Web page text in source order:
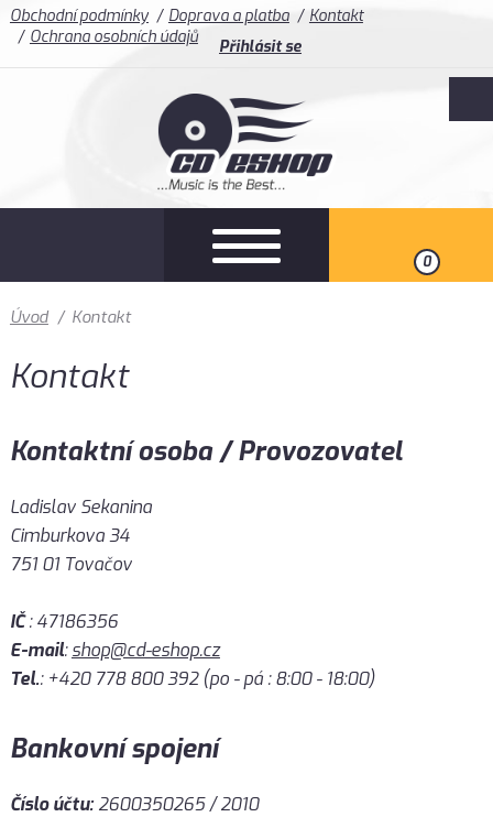
Obchodní podmínky Doprava a platba
Kontakt
Ochrana osobních údajů
Přihlásit se
0
Úvod / Kontakt
Kontakt
Kontaktní osoba / Provozovatel
Ladislav Sekanina
Cimburkova 34
751 01 Tovačov
IČ: 47186356
E-mail:shop@cd-eshop.cz
Tel.: +420 778 800 392 (po - pá : 8:00 - 18:00)
Bankovní spojení
Číslo účtu:2600350265 / 2010